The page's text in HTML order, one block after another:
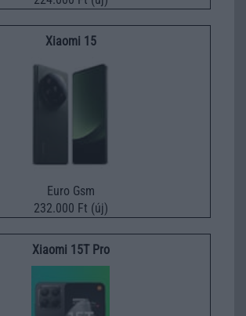
Xiaomi 15
Euro Gsm
232.000 Ft (új)
Xiaomi 15T Pro